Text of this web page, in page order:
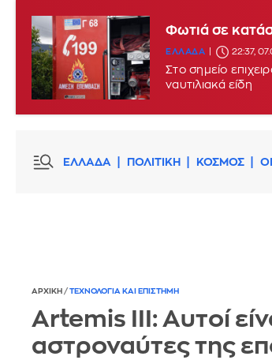
Φωτιά σε
ΕΛΛΑΔΑ 22:37,
Στο σημείο
ναυτιλιακά είδη
ΕΛΛΑΔΑ ΠΟΛΙΤΙΚΗ ΚΟΣΜΟΣ
ΑΡΧΙΚΗ / ΤΕΧΝΟΛΟΓΙΑ ΚΑΙ ΕΠΙΣΤΗΜΗ
Artemis III: Αυτοί
αστροναύτες της